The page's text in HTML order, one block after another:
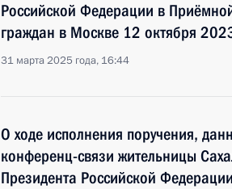
Российской Федерации в
граждан в Москве 12 октября
31 марта 2025 года, 16:44
О ходе исполнения поручения,
конференц-связи жительницы
Президента Российской